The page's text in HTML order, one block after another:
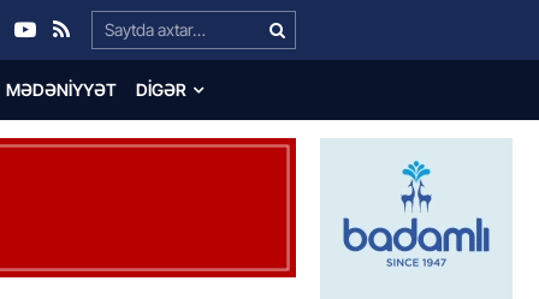
Search…
MƏDƏNIYYƏT DIGƏR